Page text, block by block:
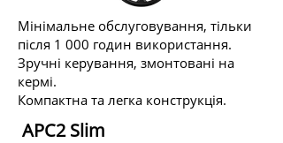
Мінімальне обслуговування, тільки
після 1 000 годин використання.
Зручні керування, змонтовані на
кермі.
Компактна та легка конструкція.
​ APC2 Slim